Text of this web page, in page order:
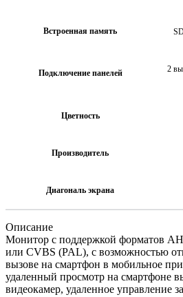
Встроенная память
Подключение панелей
2
Цветность
Производитель
Диагональ экрана
Описание
Монитор с поддержкой форматов
или CVBS (PAL), с возможностью
вызове на смартфон в мобильное
удаленный просмотр на смартфоне
видеокамер, удаленное управление